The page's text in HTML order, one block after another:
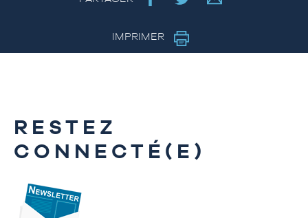
IMPRIMER
RESTEZ
CONNECTÉ(E)